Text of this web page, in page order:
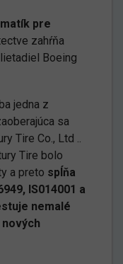
pre
zahŕňa
Boeing
jedna z
sa
Tire Co., Ltd ..
Tire bolo
a preto spĺňa
IS014001 a
nemalé